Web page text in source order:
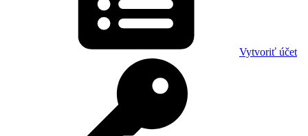
Vytvoriť účet